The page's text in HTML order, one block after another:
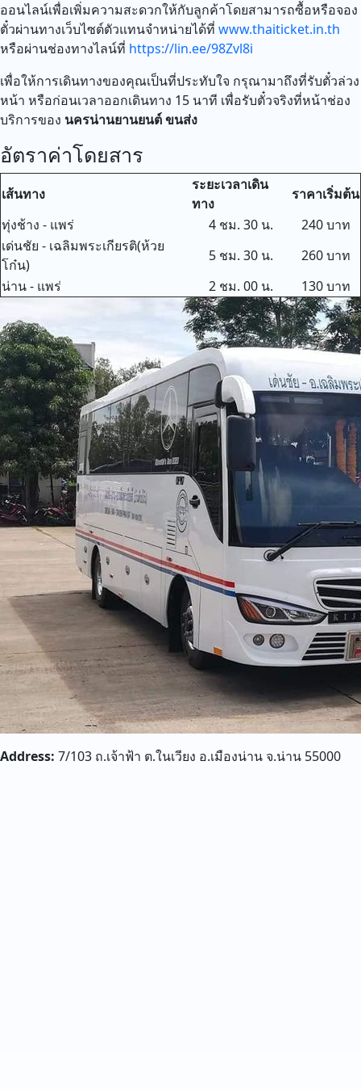
ออนไลน์เพื่อเพิ่มความสะดวกให้กับลูกค้าโดยสามารถซื้อหรือจอง
ตั๋วผ่านทางเว็บไซต์ตัวแทนจำหน่ายได้ที่ www.thaiticket.in.th
หรือผ่านช่องทางไลน์ที่ https://lin.ee/98Zvl8i
เพื่อให้การเดินทางของคุณเป็นที่ประทับใจ กรุณามาถึงที่รับตั๋วล่วง
หน้า หรือก่อนเวลาออกเดินทาง 15 นาที เพื่อรับตั๋วจริงที่หน้าช่อง
บริการของ นครน่านยานยนต์ ขนส่ง
อัตราค่าโดยสาร
เส้นทาง
ระยะเวลาเดิน
ทาง
ราคาเริ่มต้น
ทุ่งช้าง - แพร่
4 ชม. 30 น.
240 บาท
เด่นชัย - เฉลิมพระเกียรติ(ห้วย
โก๋น)
5 ชม. 30 น.
260 บาท
น่าน - แพร่
2 ชม. 00 น. 130 บาท
Address: 7/103 ถ.เจ้าฟ้า ต.ในเวียง อ.เมืองน่าน จ.น่าน 55000